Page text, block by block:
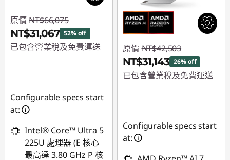
原價 NT$66,075
NT$31,067 52% off
已包含營業稅及免費運送
Configurable specs start
at:
Intel® Core™ Ultra 5
225U 處理器 (E 核心
最高達 3.80 GHz P 核
原價 NT$42,503
NT$31,143 26% off
已包含營業稅及免費運送
Configurable specs start
at: